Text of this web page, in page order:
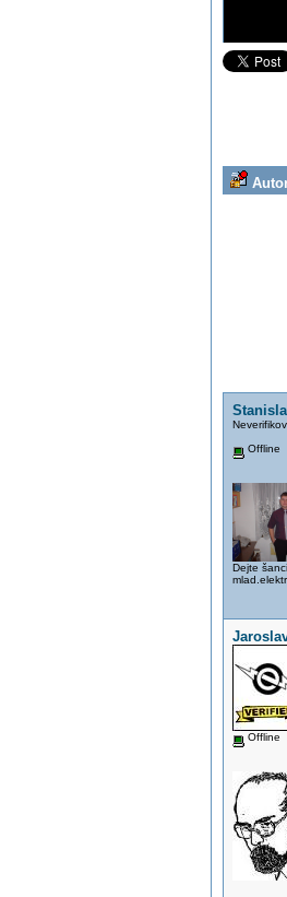
Offline
Dejte šanci
Offline